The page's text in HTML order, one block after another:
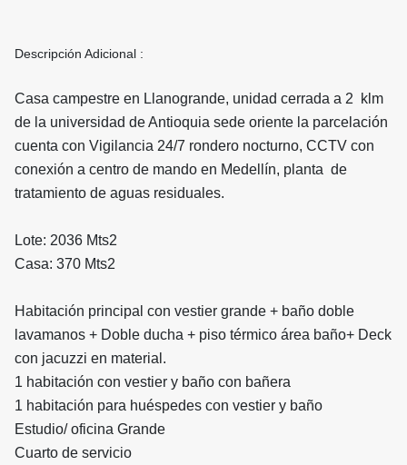
Descripción Adicional :
Casa campestre en Llanogrande, unidad cerrada a 2 klm
de la universidad de Antioquia sede oriente la parcelación
cuenta con Vigilancia 24/7 rondero nocturno, CCTV con
conexión a centro de mando en Medellín, planta de
tratamiento de aguas residuales.
Lote: 2036 Mts2
Casa: 370 Mts2
Habitación principal con vestier grande + baño doble
lavamanos + Doble ducha + piso térmico área baño+ Deck
con jacuzzi en material.
1 habitación con vestier y baño con bañera
1 habitación para huéspedes con vestier y baño
Estudio/ oficina Grande
Cuarto de servicio